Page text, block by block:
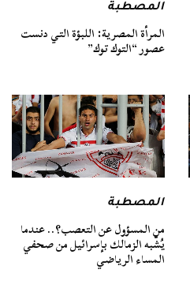
المصطبة
المرأة المصرية: اللبؤة التي دنست
عصور “التوك توك”
المصطبة
من المسؤول عن التعصب؟.. عندما
يُشّبه الزمالك بإسرائيل من صحفي
المساء الرياضي